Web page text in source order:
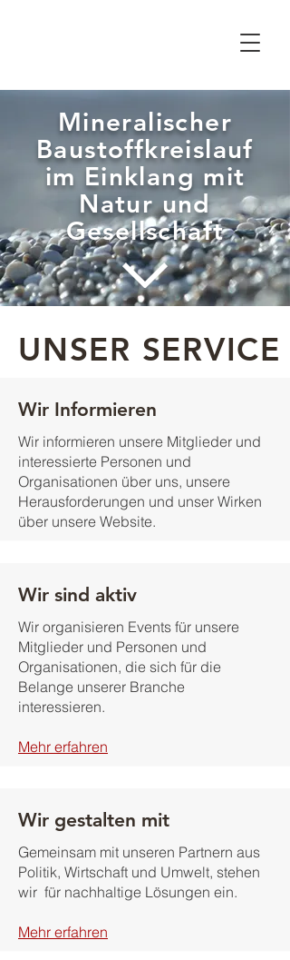
Mineralischer
Baustoffkreislauf
im Einklang mit
Natur und
Gesellschaft
UNSER SERVICE
Wir Informieren
Wir informieren unsere Mitglieder und
interessierte Personen und
Organisationen über uns, unsere
Herausforderungen und unser Wirken
über unsere Website.
Wir sind aktiv
Wir organisieren Events für unsere
Mitglieder und Personen und
Organisationen, die sich für die
Belange unserer Branche
interessieren.
Mehr erfahren
Wir gestalten mit
Gemeinsam mit unseren Partnern aus
Politik, Wirtschaft und Umwelt, stehen
wir für nachhaltige Lösungen ein.
Mehr erfahren